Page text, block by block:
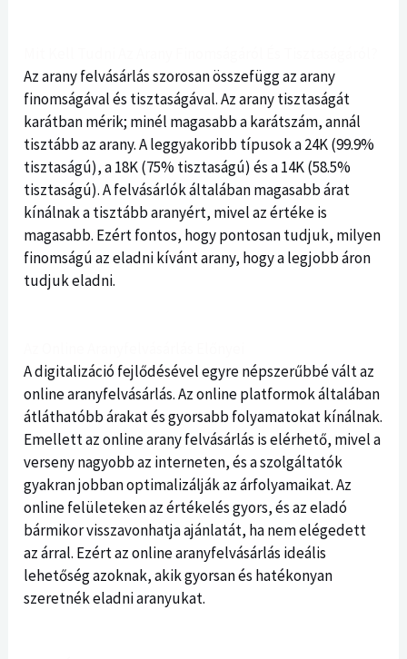
Az arany felvásárlás szorosan összefügg az arany
finomságával és tisztaságával. Az arany tisztaságát
karátban mérik; minél magasabb a karátszám, annál
tisztább az arany. A leggyakoribb típusok a 24K (99.9%
tisztaságú), a 18K (75% tisztaságú) és a 14K (58.5%
tisztaságú). A felvásárlók általában magasabb árat
kínálnak a tisztább aranyért, mivel az értéke is
magasabb. Ezért fontos, hogy pontosan tudjuk, milyen
finomságú az eladni kívánt arany, hogy a legjobb áron
tudjuk eladni.
A digitalizáció fejlődésével egyre népszerűbbé vált az
online aranyfelvásárlás. Az online platformok általában
átláthatóbb árakat és gyorsabb folyamatokat kínálnak.
Emellett az online arany felvásárlás is elérhető, mivel a
verseny nagyobb az interneten, és a szolgáltatók
gyakran jobban optimalizálják az árfolyamaikat. Az
online felületeken az értékelés gyors, és az eladó
bármikor visszavonhatja ajánlatát, ha nem elégedett
az árral. Ezért az online aranyfelvásárlás ideális
lehetőség azoknak, akik gyorsan és hatékonyan
szeretnék eladni aranyukat.